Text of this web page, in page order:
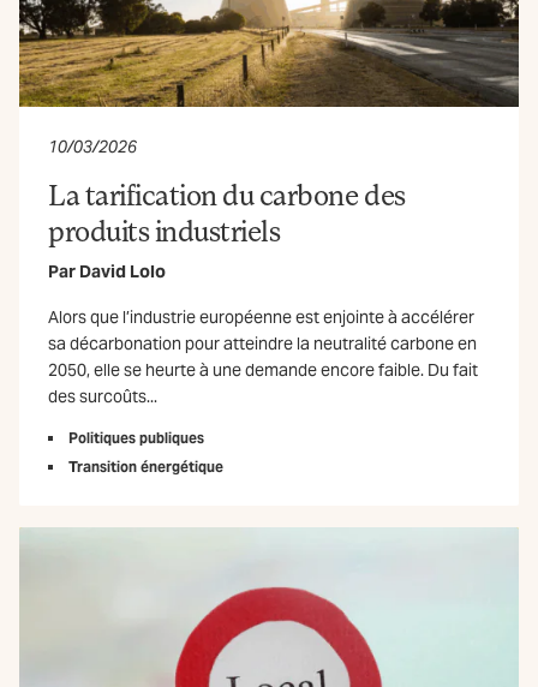
10/03/2026
La tarification du carbone des
produits industriels
Par David Lolo
Alors que l’industrie européenne est enjointe à accélérer
sa décarbonation pour atteindre la neutralité carbone en
2050, elle se heurte à une demande encore faible. Du fait
des surcoûts...
Politiques publiques
Transition énergétique